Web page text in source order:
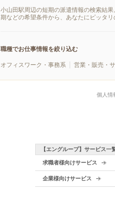
小山田駅周辺の短期の派遣情報の検索結
期などの希望条件から、あなたにピッタリ
職種でお仕事情報を絞り込む
オフィスワーク・事務系 営業・販売・
個人情
【エングループ】サービス一
求職者様向けサービス
企業様向けサービス